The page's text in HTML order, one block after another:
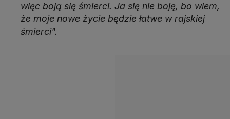
więc boją się śmierci. Ja się nie boję, bo wiem,
że moje nowe życie będzie łatwe w rajskiej
śmierci".